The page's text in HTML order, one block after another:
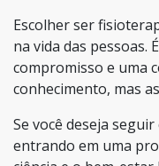
Escolher ser
na vida das pessoas.
compromisso e uma
conhecimento, mas
Se você deseja
entrando em uma